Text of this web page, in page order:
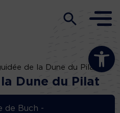
Ouvrir la
de la Dune du Pilat
Dune du Pilat
de Buch -